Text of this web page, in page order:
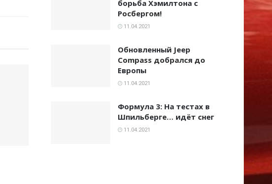
борьба Хэмилтона с
Росбергом!
11.04.2021
Обновленный Jeep
Compass добрался до
Европы
11.04.2021
Формула 3: На тестах в
Шпильберге… идёт снег
11.04.2021